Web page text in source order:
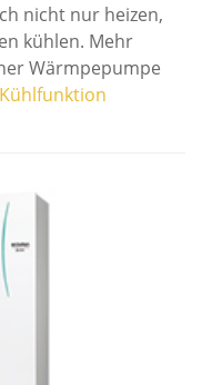
nicht nur heizen,
kühlen. Mehr
Wärmpepumpe